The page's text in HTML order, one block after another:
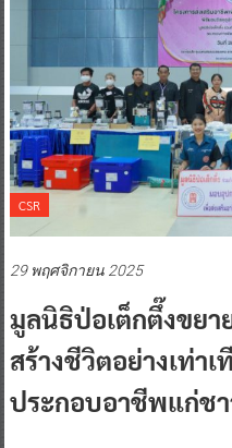
CSR
29 พฤศจิกายน 2025
มูลนิธิป่อเต็กตึ๊งขยา
สร้างชีวิตอย่างเท่า
ประกอบอาชีพแก่ช